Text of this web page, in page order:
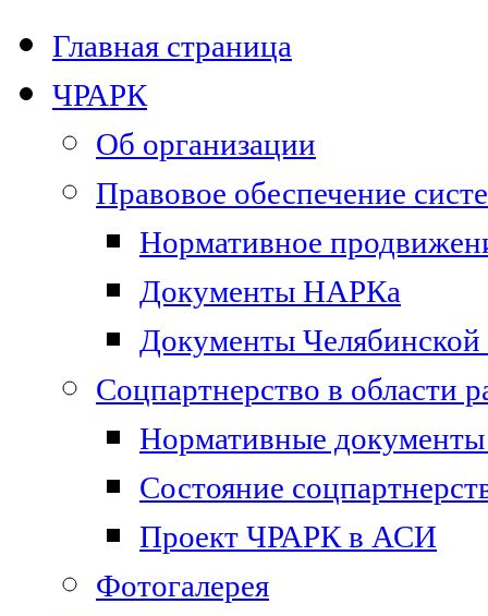
Главная страница
ЧРАРК
Об организации
Правовое обеспечение
Нормативное
Документы НАРКа
Документы Челябинской
Соцпартнерство в области
Нормативные документы
Состояние
Проект ЧРАРК в АСИ
Фотогалерея